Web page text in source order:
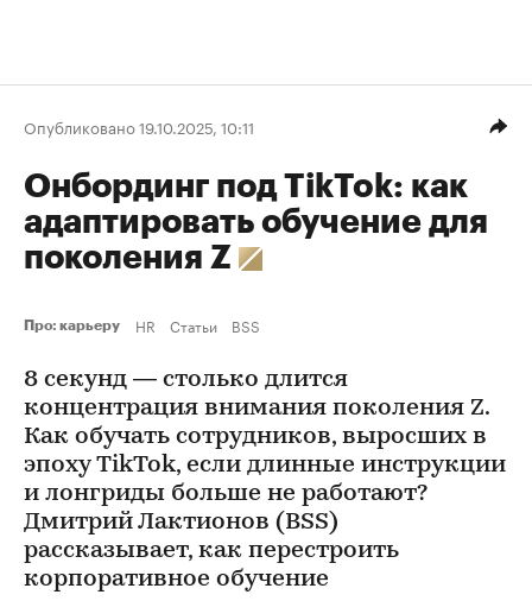
Опубликовано 19.10.2025, 10:11
Онбординг под TikTok: как
адаптировать обучение для
поколения Z
Про: карьеру HR Статьи BSS
8 секунд — столько длится
концентрация внимания поколения Z.
Как обучать сотрудников, выросших в
эпоху TikTok, если длинные инструкции
и лонгриды больше не работают?
Дмитрий Лактионов (BSS)
рассказывает, как перестроить
корпоративное обучение